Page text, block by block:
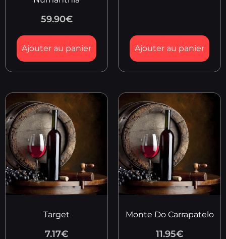
59.90€
Ajouter au panier Ajouter au panier
Target
7.17€
Monte Do Carrapatelo
11.95€